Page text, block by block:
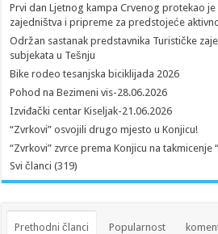
Prvi dan Ljetnog kampa Crvenog protekao je
zajedništva i pripreme za predstojeće
Održan sastanak predstavnika Turističke
subjekata u Tešnju
Bike rodeo tesanjska biciklijada 2026
Pohod na Bezimeni vis-28.06.2026
Izviđački centar Kiseljak-21.06.2026
“Zvrkovi” osvojili drugo mjesto u Konjicu!
“Zvrkovi” zvrce prema Konjicu na takmicenje
Svi članci (319)
Prethodni članci Popularnost